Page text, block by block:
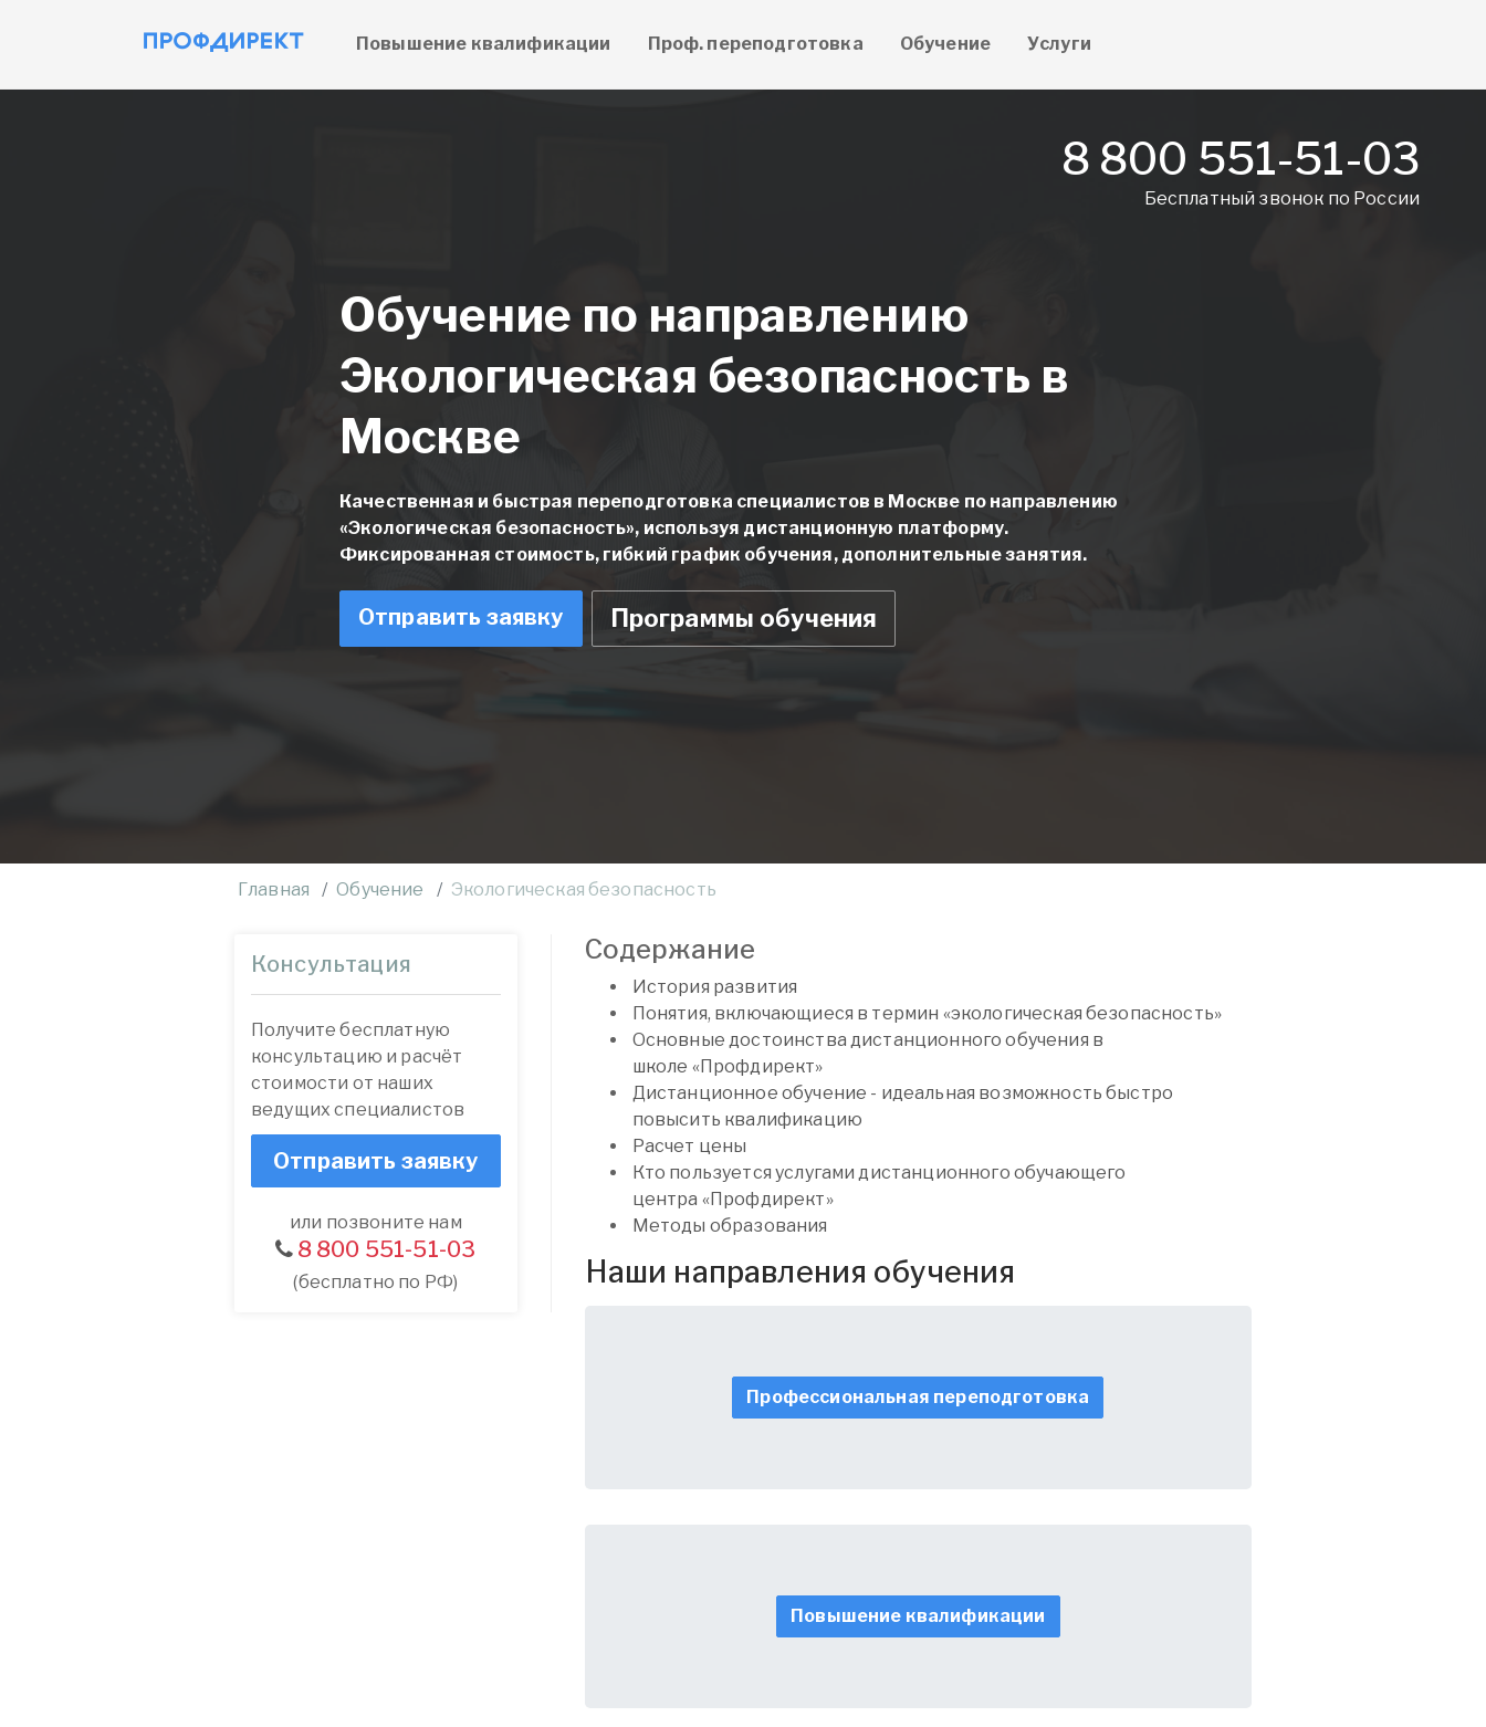
Повышение квалификации Проф. переподготовка Обучение Услуги
8 800 551-51-03
Бесплатный звонок по России
Обучение по направлению
Экологическая безопасность в
Москве
Качественная и быстрая переподготовка специалистов в Москве по направлению
«Экологическая безопасность», используя дистанционную платформу.
Фиксированная стоимость, гибкий график обучения, дополнительные занятия.
Отправить заявку Программы обучения
Главная Обучение Экологическая безопасность
Консультация
Получите бесплатную
консультацию и расчёт
стоимости от наших
ведущих специалистов
Отправить заявку
или позвоните нам
8 800 551-51-03
(бесплатно по РФ)
Содержание
История развития
Понятия, включающиеся в термин «экологическая безопасность»
Основные достоинства дистанционного обучения в
школе «Профдирект»
Дистанционное обучение - идеальная возможность быстро
повысить квалификацию
Расчет цены
Кто пользуется услугами дистанционного обучающего
центра «Профдирект»
Методы образования
Наши направления обучения
Профессиональная переподготовка
Повышение квалификации